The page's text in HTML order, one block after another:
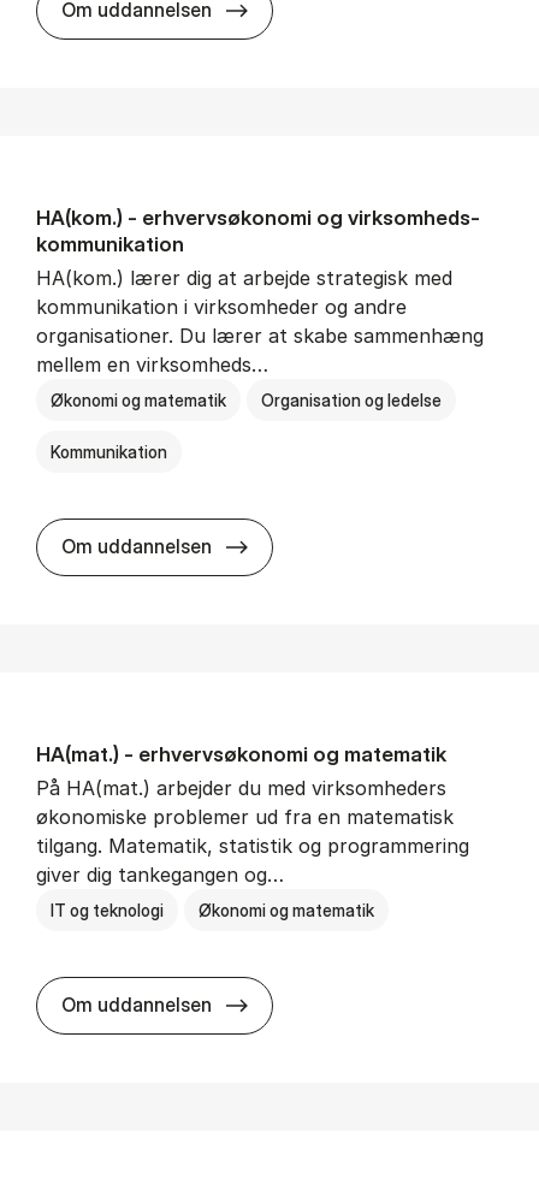
Om uddannelsen HA(jur.) - erhvervs­økonomi og
HA(kom.) - erhvervs­økonomi og virksomheds­
kommunikation
HA(kom.) lærer dig at arbejde strategisk med
kommunikation i virksomheder og andre
organisationer. Du lærer at skabe sammenhæng
mellem en virksomheds…
Økonomi og matematik Organisation og ledelse
Kommunikation
Om uddannelsen HA(kom.) - erhvervs­økonomi
HA(mat.) - erhvervs­økonomi og ma­te­ma­tik
På HA(mat.) arbejder du med virksomheders
økonomiske problemer ud fra en matematisk
tilgang. Matematik, statistik og programmering
giver dig tankegangen og…
IT og teknologi Økonomi og matematik
Om uddannelsen HA(mat.) - erhvervs­økonomi og